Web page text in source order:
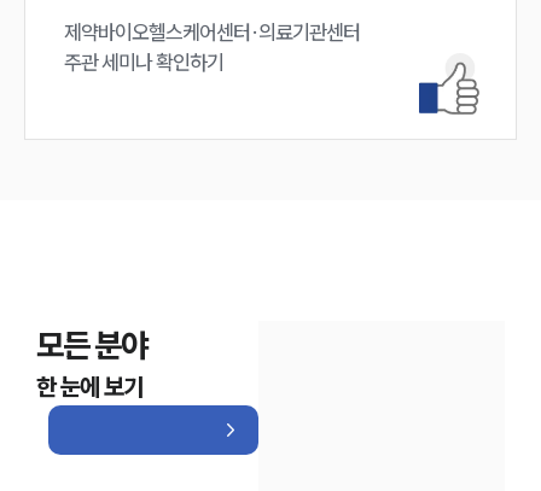
제약바이오헬스케어센터·의료기관센터
주관 세미나 확인하기
모든 분야
한 눈에 보기